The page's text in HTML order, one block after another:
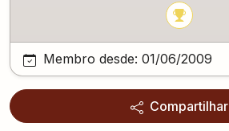
Membro desde: 01/06/2009
Compartilhar